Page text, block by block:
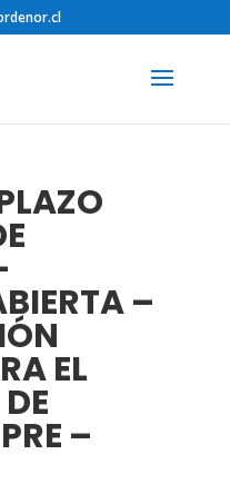
–
EL
–